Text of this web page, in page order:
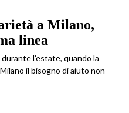
a Milano,
linea
l’estate, quando la
il bisogno di aiuto non